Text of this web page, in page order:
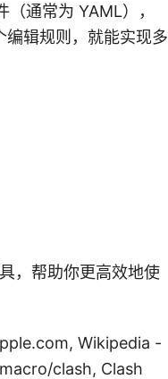
通常为 YAML），
辑规则，就能实现多
，帮助你更高效地使
Wikipedia -
clash, Clash